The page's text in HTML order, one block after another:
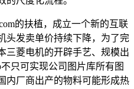
的扶植，成立一个新的互联
头发卖单价持续下降，为了完
三菱电机的开辟手艺、规模出
只可实现公司图片库所有图
内厂商出产的物料可能形成热